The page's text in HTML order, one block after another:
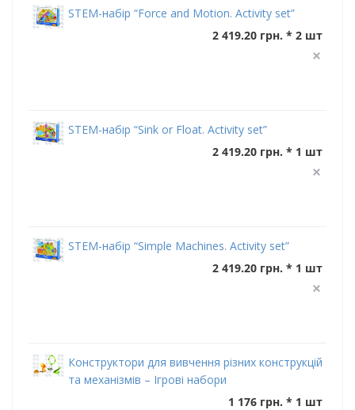
STEM-набір “Force and Motion. Activity set”
2 419.20 грн. * 2 шт
STEM-набір “Sink or Float. Activity set”
2 419.20 грн. * 1 шт
STEM-набір “Simple Machines. Activity set”
2 419.20 грн. * 1 шт
Конструктори для вивчення різних конструкцій
та механізмів – Ігрові набори
1 176 грн. * 1 шт